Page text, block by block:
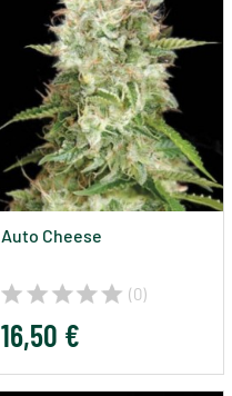
Auto Cheese
(0)
16,50 €